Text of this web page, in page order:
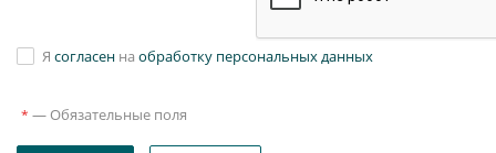
Я согласен на обработку персональных данных
* — Обязательные поля